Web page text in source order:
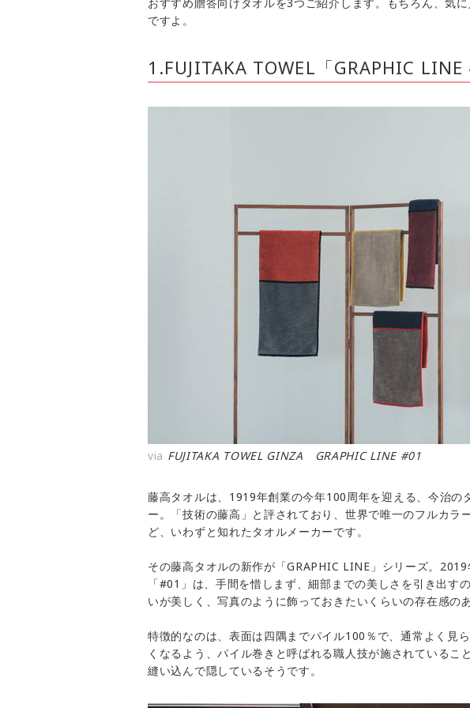
ですよ。
1.FUJITAKA TOWEL「GRAPHIC
via FUJITAKA TOWEL GINZA GRAPHIC LINE #01
藤高タオルは、1919年創業の今年100周年を迎える、今治の
ー。「技術の藤高」と評されており、世界で唯一のフルカラ
ど、いわずと知れたタオルメーカーです。
その藤高タオルの新作が「GRAPHIC LINE」シリーズ。
「#01」は、手間を惜しまず、細部までの美しさを引き出す
いが美しく、写真のように飾っておきたいくらいの存在感の
特徴的なのは、表面は四隅までパイル100％で、通常よく見
くなるよう、パイル巻きと呼ばれる職人技が施されているこ
縫い込んで隠しているそうです。